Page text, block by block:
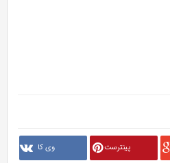
پینترست وی کا